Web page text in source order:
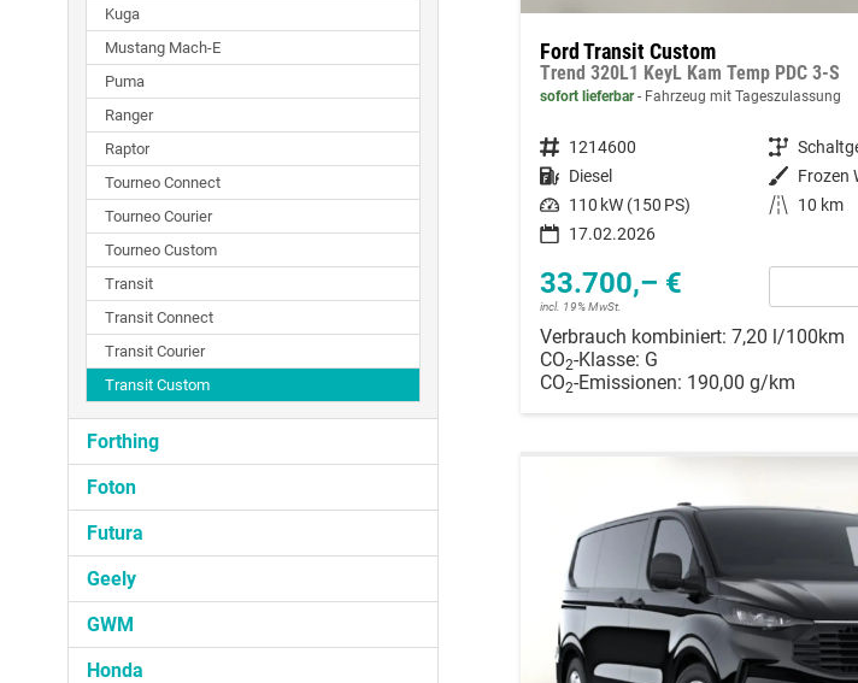
Ford Transit Custom
Trend 320L1 KeyL Kam Temp PDC 3-S
sofort lieferbar Fahrzeug mit Tageszulassung
Fahrzeugnummer 1214600 Getriebe
Kraftstoff Diesel Außenfarbe Frozen
Leistung 110 kW (150 PS) Kilometerstand
10 km
17.02.2026
33.700,– €
incl. 19% MwSt.
Verbrauch kombiniert: 7,20 l/100km
CO2-Klasse: G
CO2-Emissionen: 190,00 g/km
Kuga
Mustang Mach-E
Puma
Ranger
Raptor
Tourneo Connect
Tourneo Courier
Tourneo Custom
Transit
Transit Connect
Transit Courier
Transit Custom
Forthing
Foton
Futura
Geely
GWM
Honda